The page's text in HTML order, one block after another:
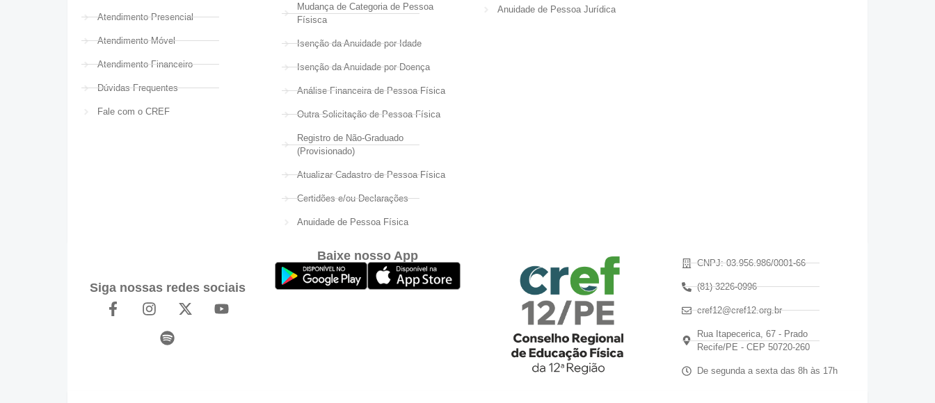
Atendimento Presencial
Atendimento Móvel
Atendimento Financeiro
Dúvidas Frequentes
Fale com o CREF
Mudança de Categoria de Pessoa
Físisca
Isenção da Anuidade por Idade
Isenção da Anuidade por Doença
Análise Financeira de Pessoa Física
Outra Solicitação de Pessoa Física
Registro de Não-Graduado
(Provisionado)
Atualizar Cadastro de Pessoa Física
Certidões e/ou Declarações
Anuidade de Pessoa Física
Anuidade de Pessoa Jurídica
Siga nossas redes sociais
Baixe nosso App
CNPJ: 03.956.986/0001-66
(81) 3226-0996
cref12@cref12.org.br
Rua Itapecerica, 67 - Prado
Recife/PE - CEP 50720-260
De segunda a sexta das 8h às 17h